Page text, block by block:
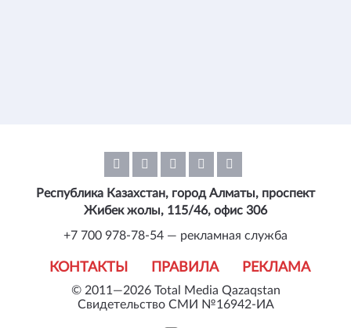
© 2011—2026 Total Media Qazaqstan
Свидетельство СМИ №16942-ИА
КОНТАКТЫ ПРАВИЛА РЕКЛАМА
Республика Казахстан, город Алматы, проспект
Жибек жолы, 115/46, офис 306
+7 700 978-78-54 — рекламная служба